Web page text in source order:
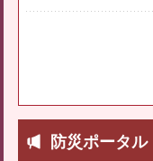
防災ポータル